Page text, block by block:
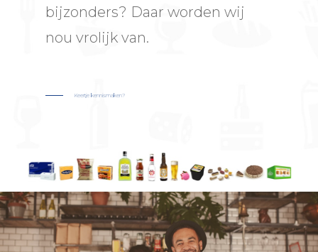
bijzonders? Daar worden wij
nou vrolijk van.
Keertje kennismaken?